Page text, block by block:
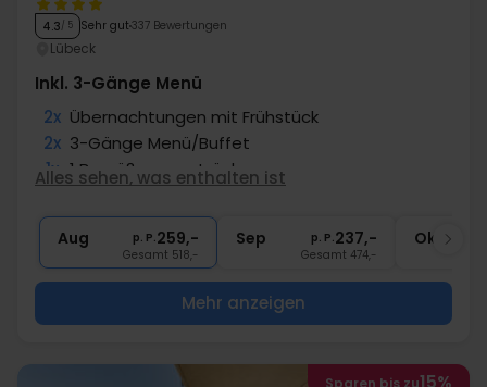
4.3/ 5 Sehr gut 337 Bewertungen
Lübeck
Inkl. 3-Gänge Menü
2x Übernachtungen mit Frühstück
2x 3-Gänge Menü/Buffet
1x 1 Begrüßungsgetränk
2x Gratis Nutzung Pool, Sauna, Fitness
Alles sehen, was enthalten ist
Aug p. P.259,-
Gesamt 518,-
Sep p. P.237,-
Gesamt 474,-
Okt
Mehr anzeigen
Sparen bis zu15%